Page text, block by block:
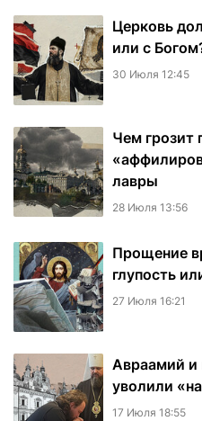
Церковь
или с
30 Июля 12:45
Чем грозит
лавры
28 Июля 13:56
Прощение
глупость
27 Июля 16:21
Авраамий и
уволили
17 Июля 18:55